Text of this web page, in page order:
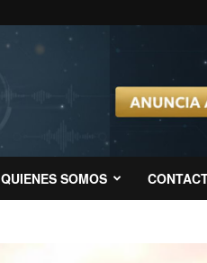
QUIENES SOMOS